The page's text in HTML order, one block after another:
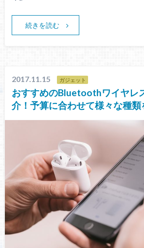
続きを読む
2017.11.15 ガジェット
おすすめのBluetoothワイヤレ
介！予算に合わせて様々な種類